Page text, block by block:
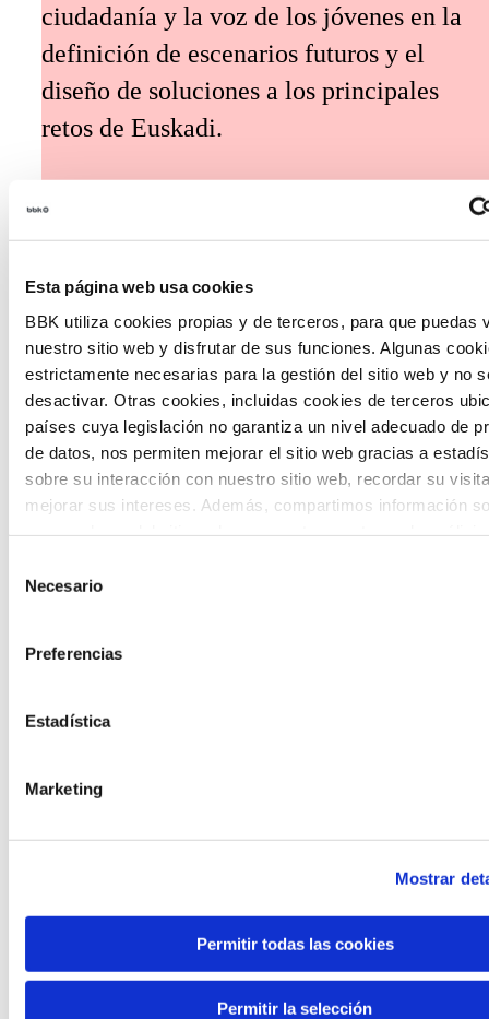
Esta página web usa cookies
BBK utiliza cookies propias y de terceros, para que puedas
nuestro sitio web y disfrutar de sus funciones. Algunas
estrictamente necesarias para la gestión del sitio web y no
desactivar. Otras cookies, incluidas cookies de terceros
países cuya legislación no garantiza un nivel adecuado de
de datos, nos permiten mejorar el sitio web gracias a
sobre su interacción con nuestro sitio web, recordar su
mejorar sus intereses. Además, compartimos información
proporcionado o que hayan recopilado a partir del uso que
Necesario
Preferencias
Estadística
Marketing
Mostrar
Permitir todas las cookies
Permitir la selección
ciudadanía y la voz de los jóvenes en la
definición de escenarios futuros y el
diseño de soluciones a los principales
retos de Euskadi.
The Future Game
The Future Game es un laboratorio de
participación juvenil que recoge las
cosmovisiones de las nuevas generaciones
en las temáticas que más les preocupan
hacia el futuro a través de una experiencia
Convocatorias
Generación de
conocimiento